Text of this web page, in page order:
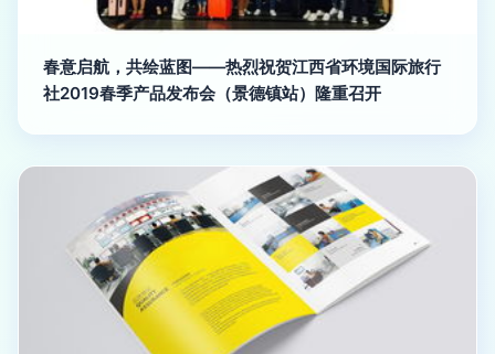
春意启航，共绘蓝图——热烈祝贺江西省环境国际旅行
社2019春季产品发布会（景德镇站）隆重召开